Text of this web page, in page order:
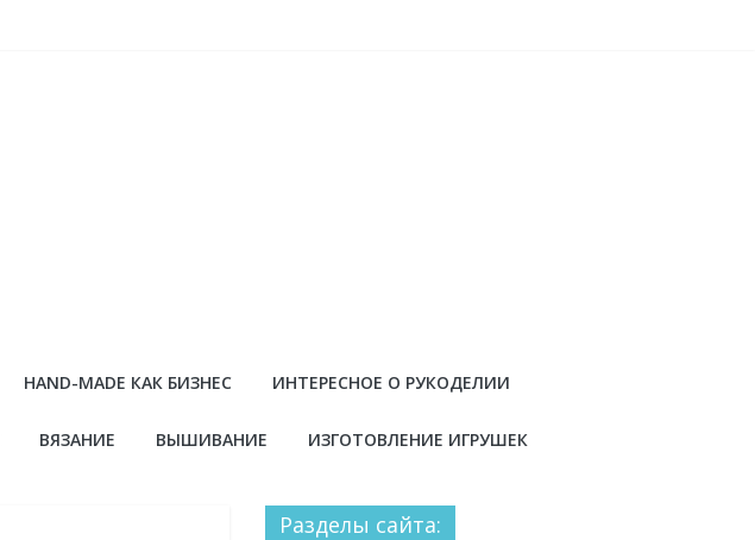
HAND-MADE КАК БИЗНЕС ИНТЕРЕСНОЕ О РУКОДЕЛИИ
ВЯЗАНИЕ ВЫШИВАНИЕ ИЗГОТОВЛЕНИЕ ИГРУШЕК
Разделы сайта: